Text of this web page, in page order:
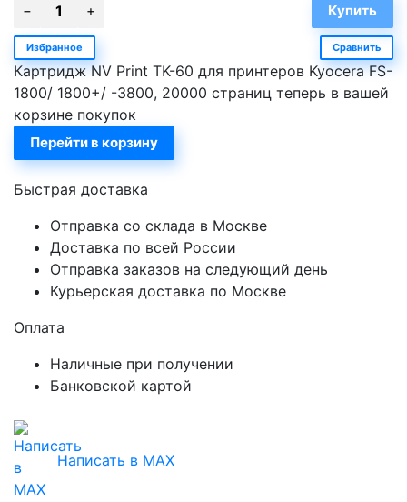
Избранное Сравнить
Картридж NV Print TK-60 для принтеров Kyocera FS-
1800/ 1800+/ -3800, 20000 страниц теперь в вашей
корзине покупок
Перейти в корзину
Быстрая доставка
Отправка со склада в Москве
Доставка по всей России
Отправка заказов на следующий день
Курьерская доставка по Москве
Оплата
Наличные при получении
Банковской картой
Написать в MAX